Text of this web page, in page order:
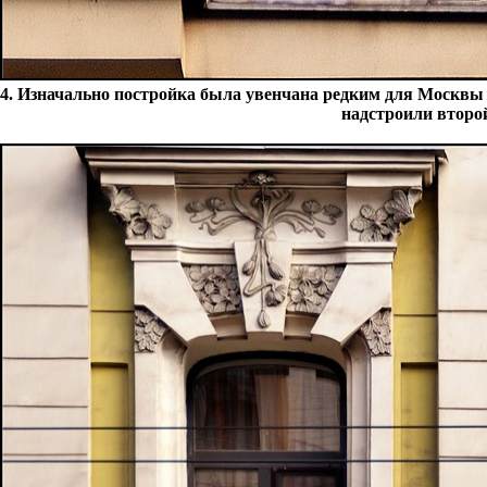
4. Изначально постройка была увенчана редким для
надстроили